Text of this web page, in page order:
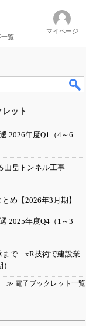
覧
マイページ
ット
2026年度Q1（4～6
山岳トンネル工事
め【2026年3月期】
2025年度Q4（1～3
まで xR技術で建設業
≫ 電子ブックレット一覧